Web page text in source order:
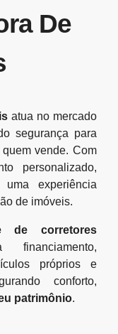
De
atua no mercado
segurança para
vende. Com
personalizado,
experiência
de imóveis.
de corretores
próprios e
conforto,
patrimônio.